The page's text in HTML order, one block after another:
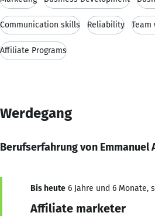
Communication skills Reliability Team
Affiliate Programs
Werdegang
Berufserfahrung von Emmanuel
Bis heute 6 Jahre und 6 Monate,
Affiliate marketer